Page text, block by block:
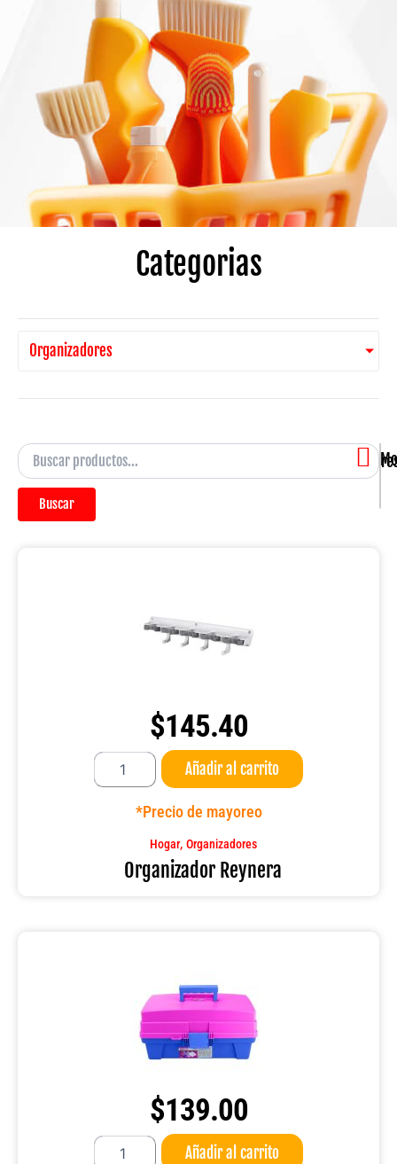
Categorias
Organizadores
Buscar
$145.40
Organizador
Reynera
cantidad
Añadir al carrito
*Precio de mayoreo
Hogar, Organizadores
Organizador Reynera
$139.00
Caja
multiusos/cosmetiqueraAñadir al carrito